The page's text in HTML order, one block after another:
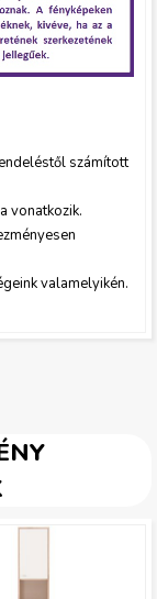
számított
vonatkozik.
valamelyikén.